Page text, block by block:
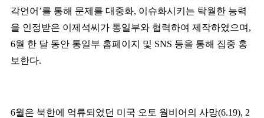
각언어 ’를 통해 문제를 대중화, 이슈화시키는 탁월한 능력
을 인정받은 이제석씨가 통일부와 협력하여 제작하였으며 ,
6월 한 달 동안 통일부 홈페이지 및 SNS 등을 통해 집중 홍
보한다.
6월은 북한에 억류되었던 미국 오토 웜비어의 사망(6.19), 2